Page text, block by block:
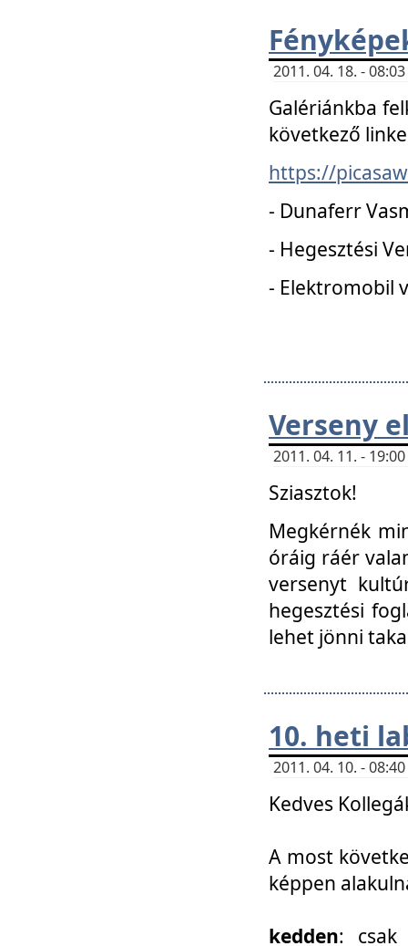
2011. 04. 18. -
Galériánkba
következő
https://
- Dunaferr
- Hegesztési
- Elektromobil
Verseny
2011. 04. 11. -
Sziasztok!
Megkérnék
óráig ráér
versenyt
hegesztési
lehet jönni
10. heti
2011. 04. 10. -
Kedves
A most
képpen
kedden: csak